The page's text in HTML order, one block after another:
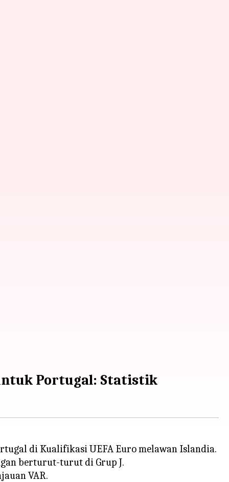
Portugal: Statistik
di Kualifikasi UEFA Euro melawan Islandia.
berturut-turut di Grup J.
VAR.